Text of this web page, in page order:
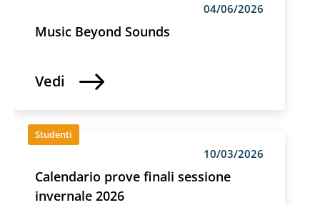
04/06/2026
Music Beyond Sounds
Vedi
Studenti
10/03/2026
Calendario prove finali sessione
invernale 2026